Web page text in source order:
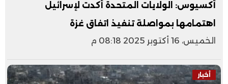
أكسيوس: الولايات المتحدة أكدت لإسرائيل
اهتمامها بمواصلة تنفيذ اتفاق غزة
الخميس، 16 أكتوبر 2025 08:18 م
أخبار